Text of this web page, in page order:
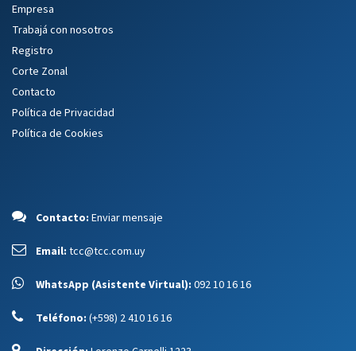
Empresa
Trabajá con nosotros
Registro
Corte Zonal
Contacto
Política de Privacidad
Política de Cookies
Contacto: Enviar mensaje
Email: tcc@tcc.com.uy
WhatsApp (Asistente Virtual): 092 10 16 16
Teléfono: (+598) 2 410 16 16